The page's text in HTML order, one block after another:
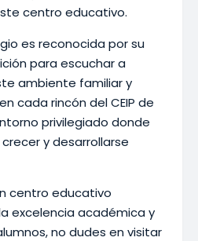
centro educativo.
es reconocida por su
para escuchar a
ambiente familiar y
cada rincón del CEIP de
privilegiado donde
y desarrollarse
centro educativo
excelencia académica y
no dudes en visitar